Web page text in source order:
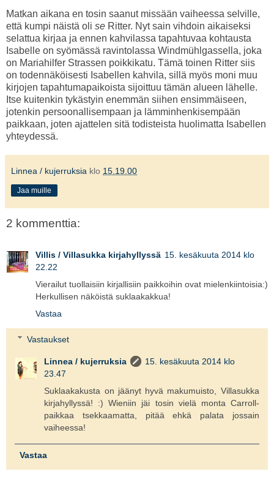
Matkan aikana en tosin saanut missään vaiheessa selville,
että kumpi näistä oli se Ritter. Nyt sain vihdoin aikaiseksi
selattua kirjaa ja ennen kahvilassa tapahtuvaa kohtausta
Isabelle on syömässä ravintolassa Windmühlgassella, joka
on Mariahilfer Strassen poikkikatu. Tämä toinen Ritter siis
on todennäköisesti Isabellen kahvila, sillä myös moni muu
kirjojen tapahtumapaikoista sijoittuu tämän alueen lähelle.
Itse kuitenkin tykästyin enemmän siihen ensimmäiseen,
jotenkin persoonallisempaan ja lämminhenkisempään
paikkaan, joten ajattelen sitä todisteista huolimatta Isabellen
yhteydessä.
Linnea / kujerruksia klo 15.19.00
Jaa muille
2 kommenttia:
Villis / Villasukka kirjahyllyssä 15. kesäkuuta 2014 klo
22.22
Vierailut tuollaisiin kirjallisiin paikkoihin ovat mielenkiintoisia:)
Herkullisen näköistä suklaakakkua!
Vastaa
Vastaukset
Linnea / kujerruksia
15. kesäkuuta 2014 klo
23.47
Suklaakakusta on jäänyt hyvä makumuisto, Villasukka
kirjahyllyssä! :) Wieniin jäi tosin vielä monta Carroll-
paikkaa tsekkaamatta, pitää ehkä palata jossain
vaiheessa!
Vastaa